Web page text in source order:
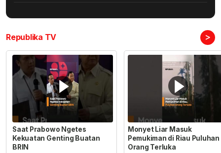
Republika TV >
Saat Prabowo Ngetes
Kekuatan Genting Buatan
BRIN
Monyet Liar Masuk
Pemukiman di Riau Puluhan
Orang Terluka